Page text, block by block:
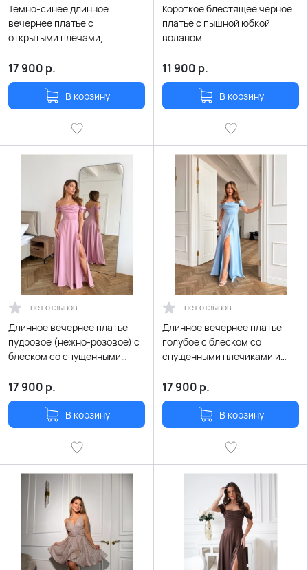
Темно-синее длинное
вечернее платье с
открытыми плечами,
глиттером
17 900 р.
В корзину
Короткое блестящее черное
платье с пышной юбкой
воланом
11 900 р.
В корзину
нет отзывов
Длинное вечернее платье
пудровое (нежно-розовое) с
блеском со спущенными
ноге
17 900 р.
В корзину
нет отзывов
Длинное вечернее платье
голубое с блеском со
спущенными плечиками и
17 900 р.
В корзину